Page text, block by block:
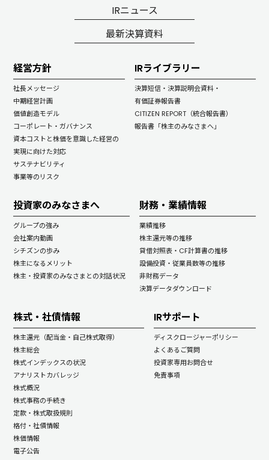
IRニュース
最新決算資料
経営方針
社長メッセージ
中期経営計画
価値創造モデル
コーポレート・ガバナンス
資本コストと株価を意識した経営の
実現に向けた対応
サステナビリティ
事業等のリスク
IRライブラリー
決算短信・決算説明会資料・
有価証券報告書
CITIZEN REPORT（統合報告書）
報告書「株主のみなさまへ」
投資家のみなさまへ
グループの強み
会社案内動画
シチズンの歩み
株主になるメリット
株主・投資家のみなさまとの対話状況
財務・業績情報
業績推移
株主還元等の推移
貸借対照表・CF計算書の推移
設備投資・従業員数等の推移
非財務データ
決算データダウンロード
株式・社債情報
株主還元（配当金・自己株式取得）
株主総会
株式インデックスの状況
アナリストカバレッジ
株式概況
株式事務の手続き
定款・株式取扱規則
格付・社債情報
株価情報
電子公告
IRサポート
ディスクロージャーポリシー
よくあるご質問
投資家専用お問合せ
免責事項